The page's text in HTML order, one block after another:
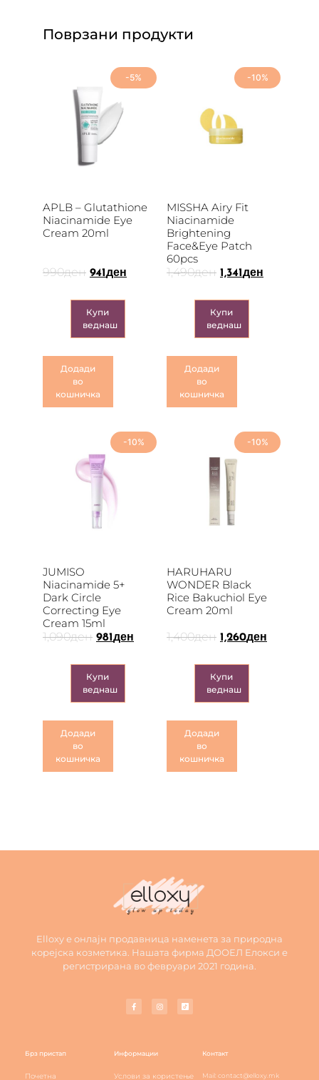
Поврзани продукти
-5%
APLB – Glutathione
Niacinamide Eye
Cream 20ml
990ден 941 ден
Купи
веднаш
Додади
во
кошничка
-10%
MISSHA Airy Fit
Niacinamide
Brightening
Face&Eye Patch
60pcs
1,490ден 1,341 ден
Купи
веднаш
Додади
во
кошничка
-10%
JUMISO
Niacinamide 5+
Dark Circle
Correcting Eye
Cream 15ml
1,090ден 981 ден
Купи
веднаш
Додади
во
кошничка
-10%
HARUHARU
WONDER Black
Rice Bakuchiol Eye
Cream 20ml
1,400ден 1,260ден
Купи
веднаш
Додади
во
кошничка
Elloxy е онлајн продавница наменета за природна
корејска козметика. Нашата фирма ДООЕЛ Елокси е
регистрирана во февруари 2021 година.
Брз пристап
Почетна
Информации
Услови за користење
Контакт
Mail: contact@elloxy.mk